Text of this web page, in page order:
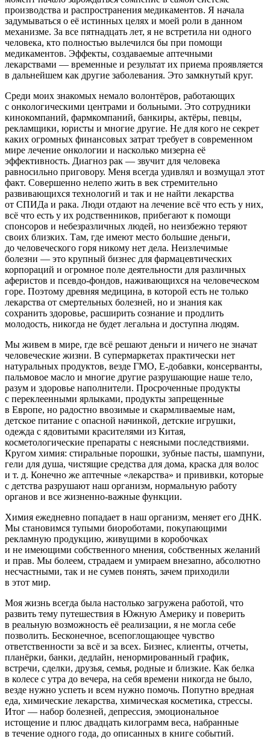
производства и распространения медикаментов. Я начала
задумываться о её истинных целях и моей роли в данном
механизме. За все пятнадцать лет, я не встретила ни одного
человека, кто полностью вылечился бы при помощи
медикаментов. Эффекты, создаваемые аптечными
лекарствами — временные и результат их приема проявляется
в дальнейшем как другие заболевания. Это замкнутый круг.
Среди моих знакомых немало волонтёров, работающих
с онкологическими центрами и больными. Это сотрудники
кинокомпаний, фармкомпаний, банкиры, актёры, певцы,
рекламщики, юристы и многие другие. Не для кого не секрет
каких огромных финансовых затрат требует в современном
мире лечение онкологии и насколько мизерна её
эффективность. Диагноз рак — звучит для человека
равносильно приговору. Меня всегда удивлял и возмущал этот
факт. Совершенно нелепо жить в век стремительно
развивающихся технологий и так и не найти лекарства
от СПИДа и рака. Люди отдают на лечение всё что есть у них,
всё что есть у их родственников, прибегают к помощи
спонсоров и небезразличных людей, но неизбежно теряют
своих близких. Там, где имеют место большие деньги,
до человеческого горя никому нет дела. Неизлечимые
болезни — это крупный бизнес для фармацевтических
корпораций и огромное поле деятельности для различных
аферистов и псевдо-фондов, наживающихся на человеческом
горе. Поэтому древняя медицина, в которой есть не только
лекарства от смертельных болезней, но и знания как
сохранить здоровье, расширить сознание и продлить
молодость, никогда не будет легальна и доступна людям.
Мы живем в мире, где всё решают деньги и ничего не значат
человеческие жизни. В супермаркетах практически нет
натуральных продуктов, везде ГМО, Е-добавки, консерванты,
пальмовое масло и многие другие разрушающие наше тело,
разум и здоровье наполнители. Просроченные продукты
с переклеенными ярлыками, продукты запрещенные
в Европе, но радостно ввозимые и скармливаемые нам,
детское питание с опасной начинкой, детские игрушки,
одежда с ядовитыми красителями из Китая,
косметологические препараты с неясными последствиями.
Кругом химия: стиральные порошки, зубные пасты, шампуни,
гели для душа, чистящие средства для дома, краска для волос
и т. д. Конечно же аптечные «лекарства» и прививки, которые
с детства разрушают наш организм, нормальную работу
органов и все жизненно-важные функции.
Химия ежедневно попадает в наш организм, меняет его ДНК.
Мы становимся тупыми биороботами, покупающими
рекламную продукцию, живущими в коробочках
и не имеющими собственного мнения, собственных желаний
и прав. Мы болеем, страдаем и умираем внезапно, абсолютно
несчастными, так и не сумев понять, зачем приходили
в этот мир.
Моя жизнь всегда была настолько загружена работой, что
развить тему путешествия в Южную Америку и поверить
в реальную возможность её реализации, я не могла себе
позволить. Бесконечное, всепоглощающее чувство
ответственности за всё и за всех. Бизнес, клиенты, отчеты,
планёрки, банки, дедлайн, ненормированный график,
встречи, сделки, друзья, семья, родные и близкие. Как белка
в колесе с утра до вечера, на себя времени никогда не было,
везде нужно успеть и всем нужно помочь. Попутно вредная
еда, химические лекарства, химическая косметика, стрессы.
Итог — набор болезней, депрессия, эмоциональное
истощение и плюс двадцать килограмм веса, набранные
в течение одного года, до описанных в книге событий.